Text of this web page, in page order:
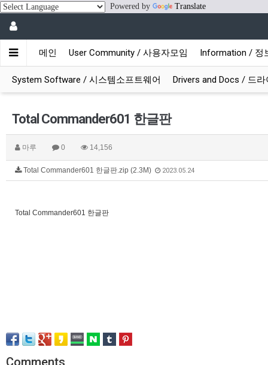
Powered by Translate
메인 User Community / 사용자모임 Information / 정
System Software / 시스템소프트웨어 Drivers and Docs / 드
Total Commander601 한글판
마루 0 14,156
Total Commander601 한글판.zip (2.3M) 2023.05.24
Total Commander601 한글판
Comments